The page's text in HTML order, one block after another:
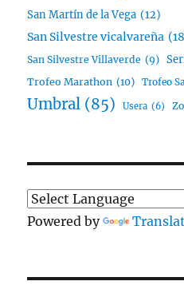
San Martín de la Vega (12)
San Silvestre vicalvareña
San Silvestre Villaverde (9)
Trofeo Marathon (10) Trofeo
Umbral (85) Usera (6)
Powered by